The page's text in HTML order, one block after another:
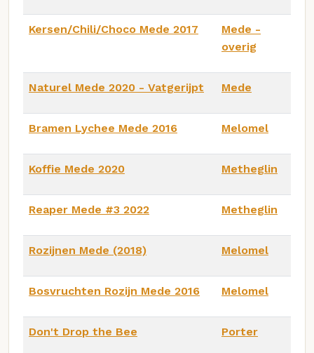
Kersen/Chili/Choco Mede 2017
Mede -
overig
Naturel Mede 2020 - Vatgerijpt Mede
Bramen Lychee Mede 2016 Melomel
Koffie Mede 2020 Metheglin
Reaper Mede #3 2022 Metheglin
Rozijnen Mede (2018) Melomel
Bosvruchten Rozijn Mede 2016 Melomel
Don't Drop the Bee Porter